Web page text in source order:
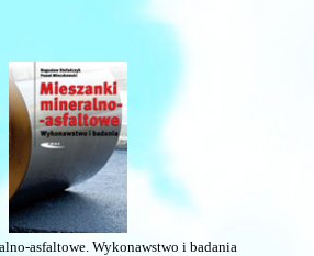
asfaltowe. Wykonawstwo i badania